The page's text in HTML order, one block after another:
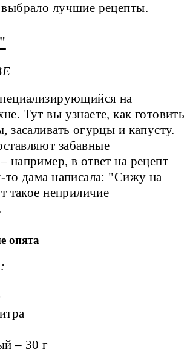
лучшие рецепты.
на
Тут вы узнаете, как готовить
засаливать огурцы и капусту.
забавные
например, в ответ на рецепт
то дама написала: "Сижу на
такое неприличие
опята
– 30 г